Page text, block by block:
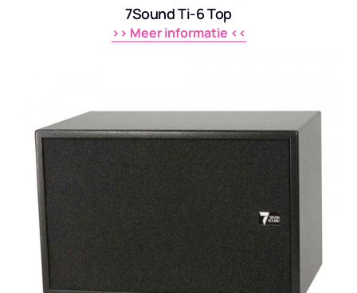
7Sound Ti-6 Top
>> Meer informatie <<